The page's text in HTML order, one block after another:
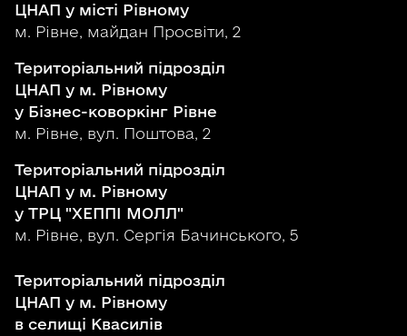
ЦНАП у місті Рівному
м. Рівне, майдан Просвіти, 2
Територіальний підрозділ
ЦНАП у м. Рівному
у Бізнес-коворкінг Рівне
м. Рівне, вул. Поштова, 2
Територіальний підрозділ
ЦНАП у м. Рівному
у ТРЦ "ХЕППІ МОЛЛ"
м. Рівне, вул. Сергія Бачинського, 5
Територіальний підрозділ
ЦНАП у м. Рівному
в селищі Квасилів